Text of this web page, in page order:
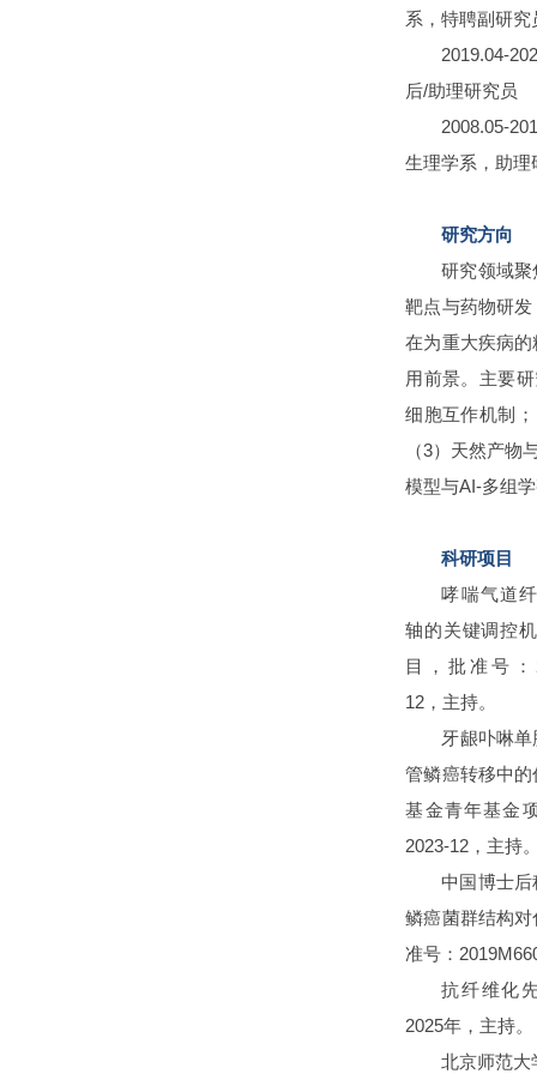
系，特聘副研究
2019.04-
后/助理研究员
2008.05-
生理学系，助理
研究方向
研究领域聚
靶点与药物研
在为重大疾病
用前景。主要
细胞互作机制
（3）天然产物
模型与AI-多组
科研项目
哮喘气道
轴的关键调控
目，批准号：
12，主持。
牙龈卟啉
管鳞癌转移中
基金青年基金
2023-12，主持
中国博士后
鳞癌菌群结构
准号：
抗纤维化
2025年，主持。
北京师范大